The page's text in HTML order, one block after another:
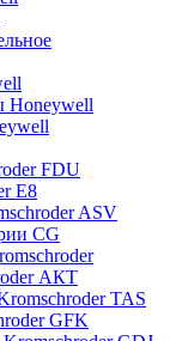
Honeywell
FDU
E8
ASV
CG
АКТ
TAS
GFK